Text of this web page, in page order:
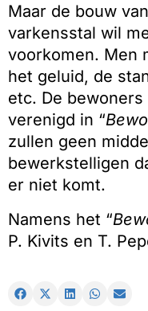
Maar de bouw
varkensstal wil
voorkomen. Men
het geluid, de
etc. De
verenigd in “
zullen geen
bewerkstelligen
er niet komt.
Namens het “
P. Kivits en T.